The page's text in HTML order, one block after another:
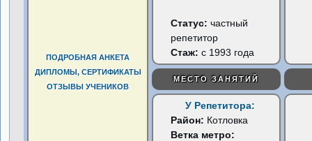
ПОДРОБНАЯ АНКЕТА
ДИПЛОМЫ, СЕРТИФИКАТЫ
ОТЗЫВЫ УЧЕНИКОВ
Статус:частный
репетитор
Стаж: с 1993 года
МЕСТО ЗАНЯТИЙ
У Репетитора:
Район: Котловка
Ветка метро: